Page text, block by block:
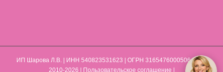
ИП Шарова Л.В. | ИНН 540823531623 | ОГРН 316547600050641 | ©
2010-2026 |
Пользовательское соглашение